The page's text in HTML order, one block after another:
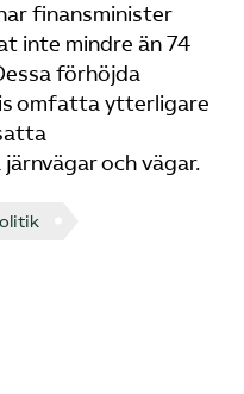
finansminister
inte mindre än 74
förhöjda
omfatta ytterligare
och vägar.